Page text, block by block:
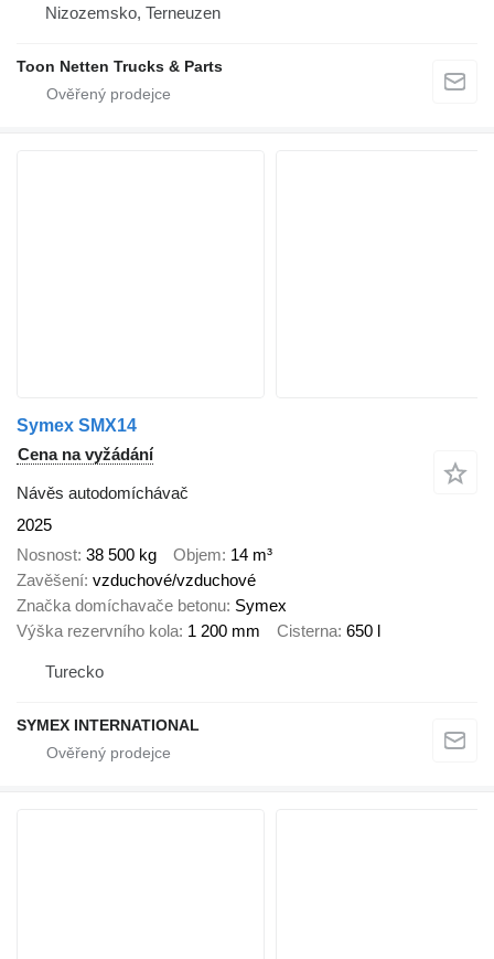
Nizozemsko, Terneuzen
Toon Netten Trucks & Parts
Symex SMX14
Cena na vyžádání
Návěs autodomíchávač
2025
Nosnost 38 500 kg Objem 14 m³
Zavěšení vzduchové/vzduchové
Značka domíchavače betonu Symex
Výška rezervního kola 1 200 mm Cisterna 650 l
Turecko
SYMEX INTERNATIONAL